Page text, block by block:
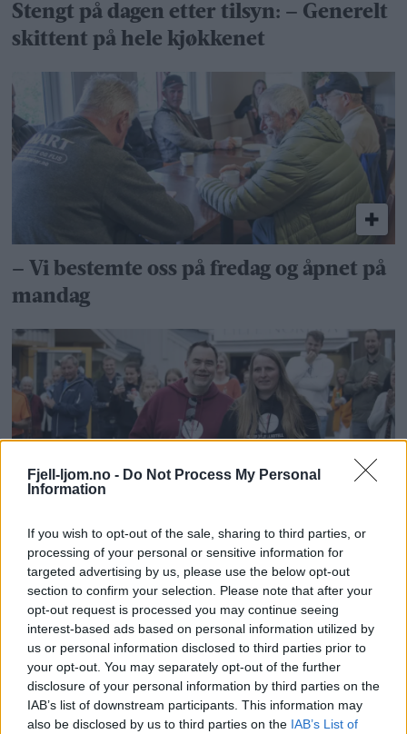
Fjell-ljom.no - Do Not Process My Personal
Information
If you wish to opt-out of the sale, sharing to third parties, or
processing of your personal or sensitive information for
targeted advertising by us, please use the below opt-out
section to confirm your selection. Please note that after your
opt-out request is processed you may continue seeing
interest-based ads based on personal information utilized by
us or personal information disclosed to third parties prior to
your opt-out. You may separately opt-out of the further
disclosure of your personal information by third parties on the
IAB’s list of downstream participants. This information may
also be disclosed by us to third parties on the IAB’s List of
Stengt på dagen etter tilsyn: – Generelt
skittent på hele kjøkkenet
– Vi bestemte oss på fredag og åpnet på
mandag
Kåret til årets haltdalinger: – Er helt
satt ut